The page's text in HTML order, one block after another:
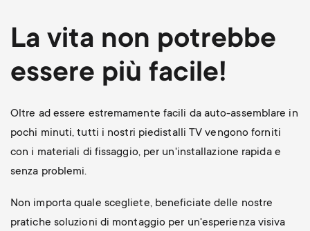
La vita non potrebbe
essere più facile!
Oltre ad essere estremamente facili da auto-assemblare in
pochi minuti, tutti i nostri piedistalli TV vengono forniti
con i materiali di fissaggio, per un'installazione rapida e
senza problemi.
Non importa quale scegliete, beneficiate delle nostre
pratiche soluzioni di montaggio per un'esperienza visiva